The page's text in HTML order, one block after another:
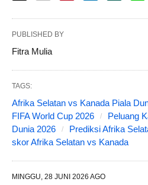
PUBLISHED BY
Fitra Mulia
TAGS:
Afrika Selatan vs Kanada Piala
FIFA World Cup 2026
Peluang
Dunia 2026
Prediksi Afrika
skor Afrika Selatan vs Kanada
MINGGU, 28 JUNI 2026 AGO